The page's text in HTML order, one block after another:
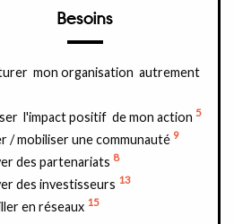
Besoins
mon organisation autrement
l'impact positif de mon action 5
/ mobiliser une communauté 9
des partenariats 8
des investisseurs 13
en réseaux 15